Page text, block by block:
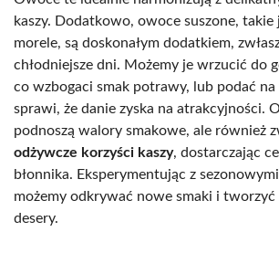
kaszy. Dodatkowo, owoce suszone, takie
morele, są doskonałym dodatkiem,
chłodniejsze dni. Możemy je wrzucić do
co wzbogaci smak potrawy, lub podać
sprawi, że danie zyska na atrakcyjności.
podnoszą walory smakowe, ale również
odżywcze korzyści kaszy, dostarczając
błonnika. Eksperymentując z
możemy odkrywać nowe smaki i tworzyć
desery.